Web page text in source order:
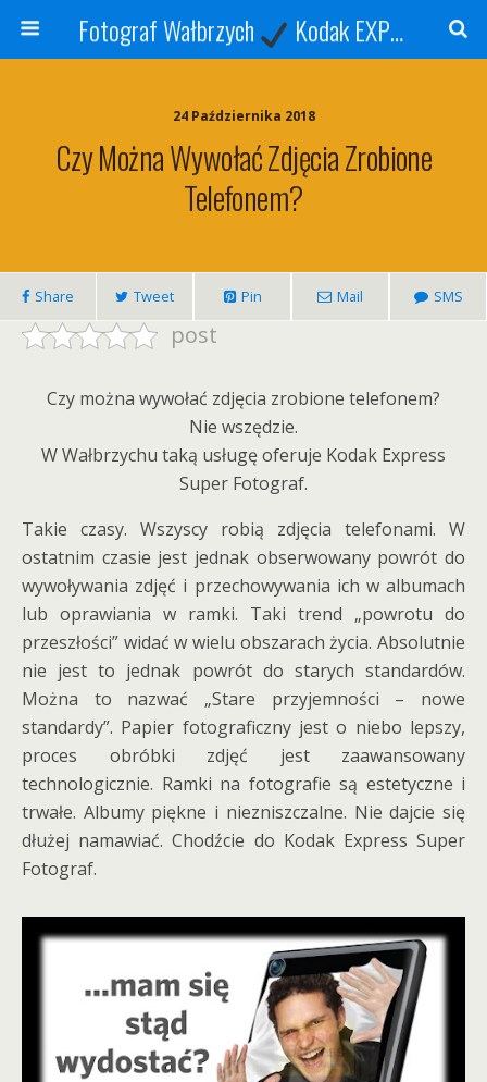
Fotograf Wałbrzych Kodak EXPRESS
24 Października 2018
Czy Można Wywołać Zdjęcia Zrobione
Telefonem?
Share Tweet Pin Mail SMS
post
Czy można wywołać zdjęcia zrobione telefonem?
Nie wszędzie.
W Wałbrzychu taką usługę oferuje Kodak Express
Super Fotograf.
Takie czasy. Wszyscy robią zdjęcia telefonami. W
ostatnim czasie jest jednak obserwowany powrót do
wywoływania zdjęć i przechowywania ich w albumach
lub oprawiania w ramki. Taki trend „powrotu do
przeszłości” widać w wielu obszarach życia. Absolutnie
nie jest to jednak powrót do starych standardów.
Można to nazwać „Stare przyjemności – nowe
standardy”. Papier fotograficzny jest o niebo lepszy,
proces obróbki zdjęć jest zaawansowany
technologicznie. Ramki na fotografie są estetyczne i
trwałe. Albumy piękne i niezniszczalne. Nie dajcie się
dłużej namawiać. Chodźcie do Kodak Express Super
Fotograf.